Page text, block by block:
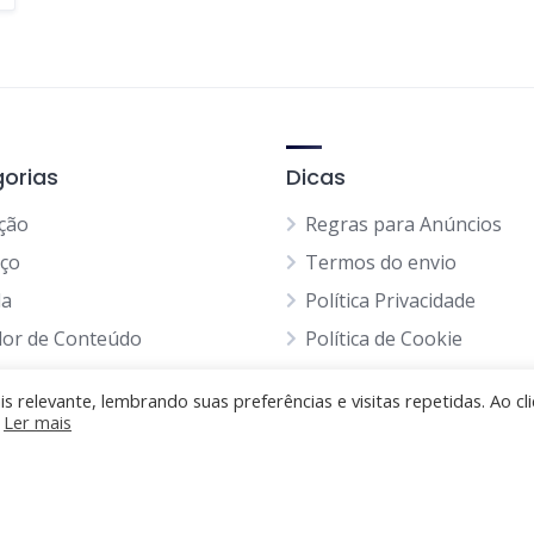
de Conteúdo
as Categorias
Dicas
Regras para Anúncios
Termos do envio
Política Privacidade
Política de Cookie
relevante, lembrando suas preferências e visitas repetidas. Ao
Ler mais